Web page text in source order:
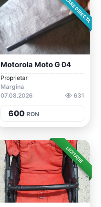
Motorola Moto G 04
Proprietar
Margina
07.08.2026
631
600 RON
LICITAȚIE